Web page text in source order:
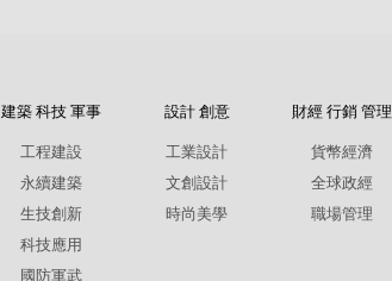
建築 科技 軍事
工程建設
永續建築
生技創新
科技應用
國防軍武
設計 創意
工業設計
文創設計
時尚美學
財經 行銷 管理
貨幣經濟
全球政經
職場管理